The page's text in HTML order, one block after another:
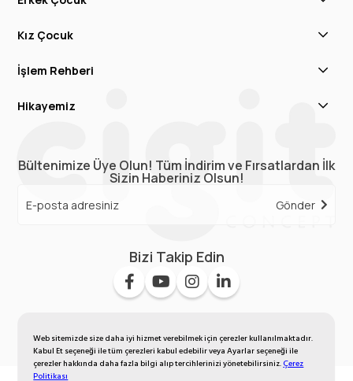
Web sitemizde size daha iyi hizmet verebilmek için çerezler kullanılmaktadır.
Kabul Et seçeneği ile tüm çerezleri kabul edebilir veya Ayarlar seçeneği ile
çerezler hakkında daha fazla bilgi alıp tercihlerinizi yönetebilirsiniz.Çerez
Politikası
Kız Çocuk
İşlem Rehberi
Hikayemiz
Bültenimize Üye Olun! Tüm İndirim ve Fırsatlardan İlk
Sizin Haberiniz Olsun!
Gönder
Bizi Takip Edin